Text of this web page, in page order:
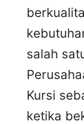
salah
Kursi
ketika